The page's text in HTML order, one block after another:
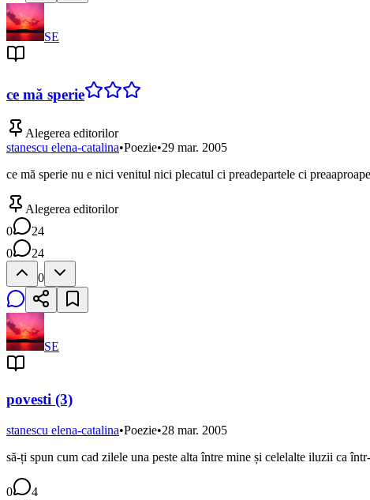
SE
ce mă sperie
Alegerea editorilor
stanescu elena-catalina•Poezie•29 mar. 2005
ce mă sperie nu e nici venitul nici plecatul ci preadepartele ci
Alegerea editorilor
0
24
0
24
0
SE
povesti (3)
stanescu elena-catalina•Poezie•28 mar. 2005
să-ți spun cum cad zilele una peste alta între mine și celelalte iluzii ca
0
4